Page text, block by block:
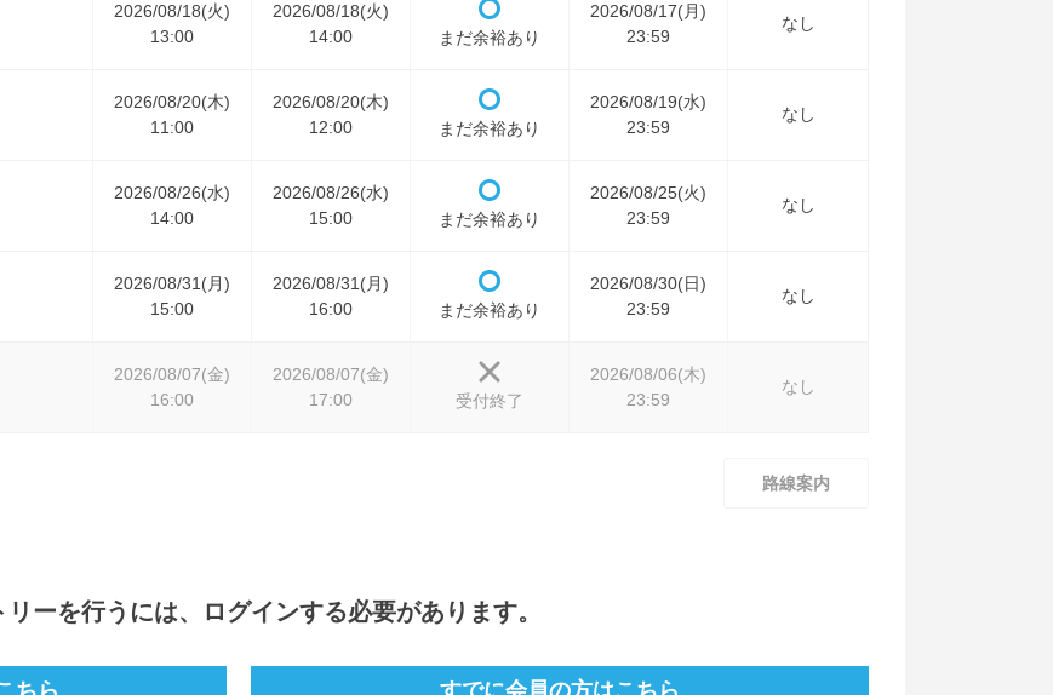
2026/08/18(火)
13:00
2026/08/18(火)
14:00
まだ余裕あり
2026/08/17(月)
23:59
なし
2026/08/20(木)
11:00
2026/08/20(木)
12:00
まだ余裕あり
2026/08/19(水)
23:59
なし
2026/08/26(水)
14:00
2026/08/26(水)
15:00
まだ余裕あり
2026/08/25(火)
23:59
なし
2026/08/31(月)
15:00
2026/08/31(月)
16:00
まだ余裕あり
2026/08/30(日)
23:59
なし
2026/08/07(金)
16:00
2026/08/07(金)
17:00
受付終了
2026/08/06(木)
23:59
なし
路線案内
リーを行うには、ログインする必要があります。